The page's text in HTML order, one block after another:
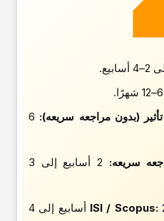
(بدون مراجعه سریعه): 6
سریعه:
2 أسابیع إلى 3
2 أسابیع إلى 4